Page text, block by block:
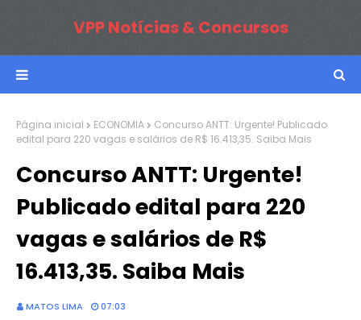
VPP Notícias & Concursos
Página inicial ECONOMIA
Concurso ANTT: Urgente! Publicado
edital para 220 vagas e salários de R$ 16.413,35. Saiba Mais
Concurso ANTT: Urgente!
Publicado edital para 220
vagas e salários de R$
16.413,35. Saiba Mais
MATOS LIMA 07:03